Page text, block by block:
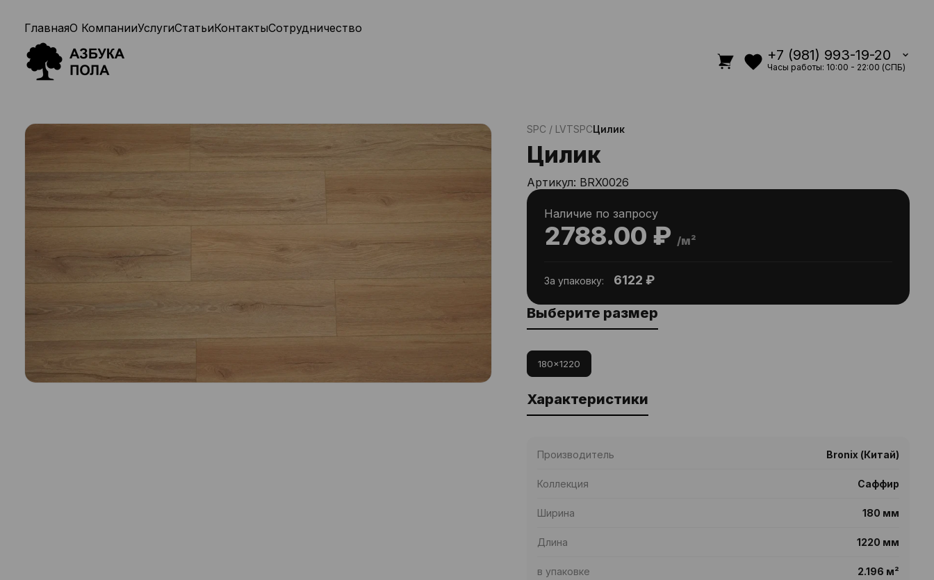
+7 (981) 993-19-20
Часы работы: 10:00 - 22:00 (СПБ)
ГлавнаяО КомпанииУслугиСтатьиКонтактыСотрудничество
SPC / LVTSPCЦилик
Цилик
Артикул: BRX0026
2788.00 ₽ /м²
Наличие по запросу
За упаковку: 6122 ₽
Выберите размер
180x1220
Характеристики
Производитель Bronix (Китай)
Коллекция Саффир
Ширина 180 мм
Длина 1220 мм
в упаковке 2.196 м²